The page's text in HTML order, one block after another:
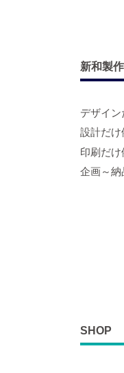
新和製
デザイ
設計だけ
印刷だけ
企画～納
SHOP